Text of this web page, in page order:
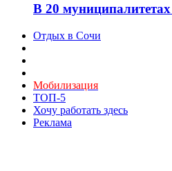
В 20
Отдых в Сочи
Мобилизация
ТОП-5
Хочу работать здесь
Реклама